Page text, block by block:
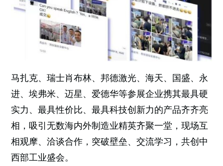
马扎克、瑞士肖布林、邦德激光、海天、国盛、永
进、埃弗米、迈星、爱德华等参展企业携其最具硬
实力、最具性价比、最具科技创新力的产品齐齐亮
相，吸引无数海内外制造业精英齐聚一堂，现场互
相观摩、洽谈合作，突破壁垒、交流学习，共创中
西部工业盛会。